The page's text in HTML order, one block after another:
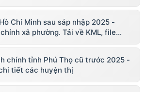
Chí Minh sau sáp nhập 2025 -
xã phường. Tải về KML, file
chính tỉnh Phú Thọ cũ trước 2025 -
tiết các huyện thị